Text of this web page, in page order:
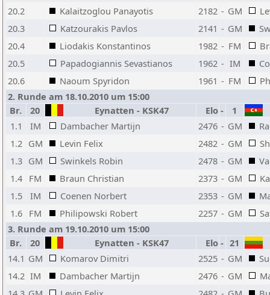
20.2
Kalaitzoglou Panayotis 2182 - GM
20.3
Katzourakis Pavlos 2141 - GM
20.4
Liodakis Konstantinos 1982 - FM
20.5
Papadogiannis Sevastianos 1962 - IM
20.6
Naoum Spyridon 1961 - FM
2. Runde am 18.10.2010 um 15:00
Br.
20 Eynatten - KSK47 Elo -
1
1.1
IM Dambacher Martijn 2476 - GM
1.2 GM Levin Felix 2482 - GM
1.3 GM Swinkels Robin 2478 - GM
1.4 FM Braun Christian 2373 - GM
1.5
IM Coenen Norbert 2353 - GM
1.6 FM Philipowski Robert 2257 - GM
3. Runde am 19.10.2010 um 15:00
Br.
20 Eynatten - KSK47 Elo - 21
14.1 GM Komarov Dimitri 2525 - GM
14.2 IM Dambacher Martijn 2476 - GM